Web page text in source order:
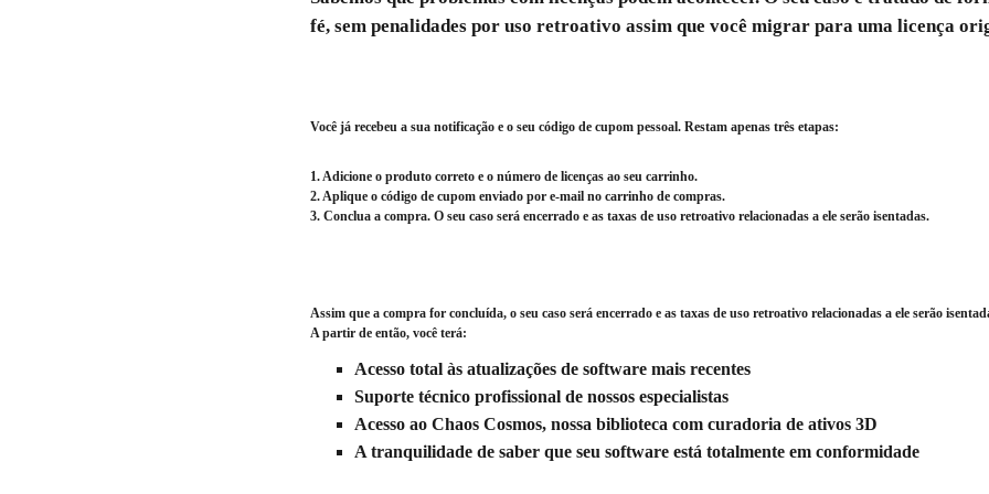
fé, sem penalidades por uso retroativo assim que você migrar para uma licença
Você já recebeu a sua notificação e o seu código de cupom pessoal. Restam apenas três etapas:
1. Adicione o produto correto e o número de licenças ao seu carrinho.
2. Aplique o código de cupom enviado por e-mail no carrinho de compras.
3. Conclua a compra. O seu caso será encerrado e as taxas de uso retroativo relacionadas a ele serão isentadas.
Assim que a compra for concluída, o seu caso será encerrado e as taxas de uso retroativo relacionadas a ele serão
A partir de então, você terá:
Acesso total às atualizações de software mais recentes
Suporte técnico profissional de nossos especialistas
Acesso ao Chaos Cosmos, nossa biblioteca com curadoria de ativos 3D
A tranquilidade de saber que seu software está totalmente em conformidade